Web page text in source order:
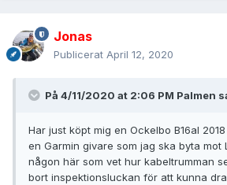
Jonas
Publicerat April 12, 2020
På 4/11/2020 at 2:06 PM Palmen
Har just köpt mig en Ockelbo B16al
en Garmin givare som jag ska byta mot
någon här som vet hur kabeltrumman
bort inspektionsluckan för att kunna